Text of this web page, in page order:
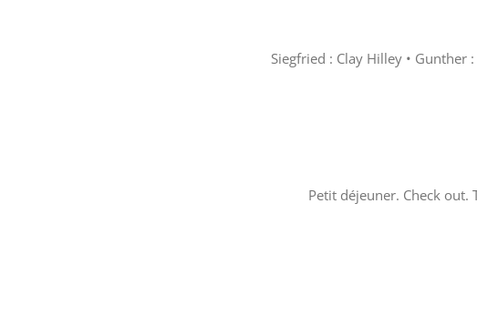
Siegfried : Clay Hilley • Gunther
Petit déjeuner. Check